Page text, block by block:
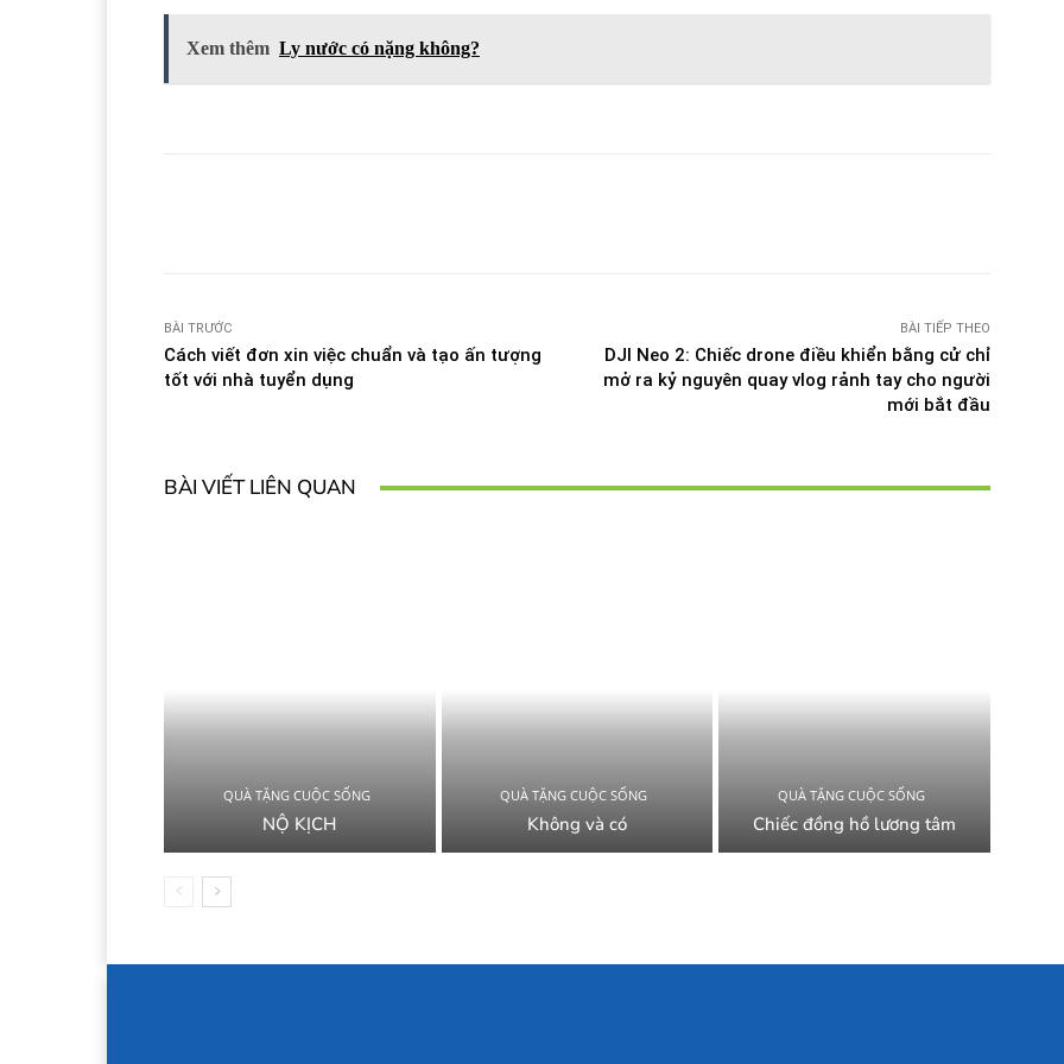
Xem thêm Ly nước có nặng không?
BÀI TRƯỚC
Cách viết đơn xin việc chuẩn và tạo ấn tượng
tốt với nhà tuyển dụng
BÀI TIẾP THEO
DJI Neo 2: Chiếc drone điều khiển bằng cử chỉ
mở ra kỷ nguyên quay vlog rảnh tay cho người
mới bắt đầu
BÀI VIẾT LIÊN QUAN
QUÀ TẶNG CUỘC SỐNG
NỘ KỊCH
QUÀ TẶNG CUỘC SỐNG
Không và có
QUÀ TẶNG CUỘC SỐNG
Chiếc đồng hồ lương tâm